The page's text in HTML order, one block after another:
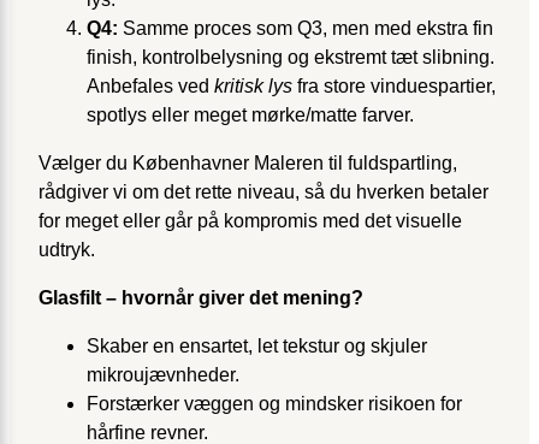
Q4: Samme proces som Q3, men med ekstra fin
finish, kontrolbelysning og ekstremt tæt slibning.
Anbefales ved kritisk lys fra store vinduespartier,
spotlys eller meget mørke/matte farver.
Vælger du Københavner Maleren til fuldspartling,
rådgiver vi om det rette niveau, så du hverken betaler
for meget eller går på kompromis med det visuelle
udtryk.
Glasfilt – hvornår giver det mening?
Skaber en ensartet, let tekstur og skjuler
mikroujævnheder.
Forstærker væggen og mindsker risikoen for
hårfine revner.